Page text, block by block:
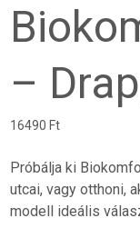
–
16490 Ft
Próbálja ki
utcai, vagy otthoni,
modell ideális